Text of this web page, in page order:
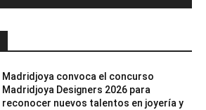
Madridjoya convoca el concurso
Madridjoya Designers 2026 para
reconocer nuevos talentos en joyería y